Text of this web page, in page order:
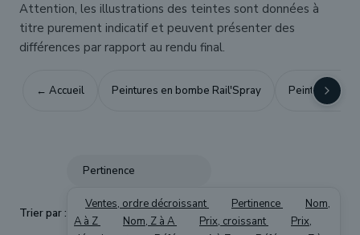
Attention, les illustrations des teintes sont données à
titre purement indicatif et peuvent présenter des
différences par rapport au rendu final.
← Accueil Peintures en bombe Rail'Spray Peintures
Trier par :
Pertinence
Ventes, ordre décroissant Pertinence
Nom,
A à Z
Nom, Z à A Prix, croissant
Prix,